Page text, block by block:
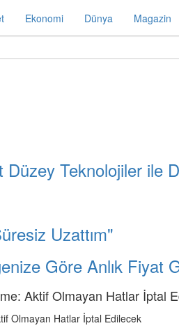
Ekonomi Dünya Magazin
Düzey Teknolojiler ile
Uzattım"
Göre Anlık Fiyat
Aktif Olmayan Hatlar İptal